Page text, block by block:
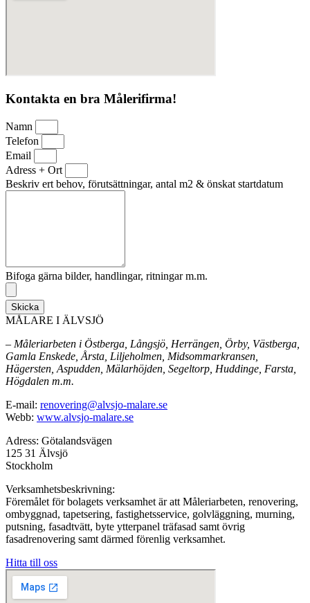
Kontakta en bra Målerifirma!
Namn
Telefon
Email
Adress + Ort
Beskriv ert behov, förutsättningar, antal m2 & önskat startdatum
Bifoga gärna bilder, handlingar, ritningar m.m.
Skicka
MÅLARE I ÄLVSJÖ
– Måleriarbeten i Östberga, Långsjö, Herrängen, Örby, Västberga,
Gamla Enskede, Årsta, Liljeholmen, Midsommarkransen,
Hägersten, Aspudden, Mälarhöjden, Segeltorp, Huddinge, Farsta,
Högdalen m.m.
E-mail: renovering@alvsjo-malare.se
Webb: www.alvsjo-malare.se
Adress: Götalandsvägen
125 31 Älvsjö
Stockholm
Verksamhetsbeskrivning:
Föremålet för bolagets verksamhet är att Måleriarbeten, renovering,
ombyggnad, tapetsering, fastighetsservice, golvläggning, murning,
putsning, fasadtvätt, byte ytterpanel träfasad samt övrig
fasadrenovering samt därmed förenlig verksamhet.
Hitta till oss